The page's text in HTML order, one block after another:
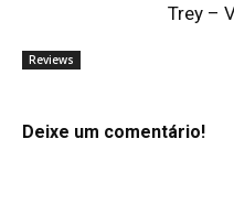
Reviews
Trey –
Deixe um comentário!